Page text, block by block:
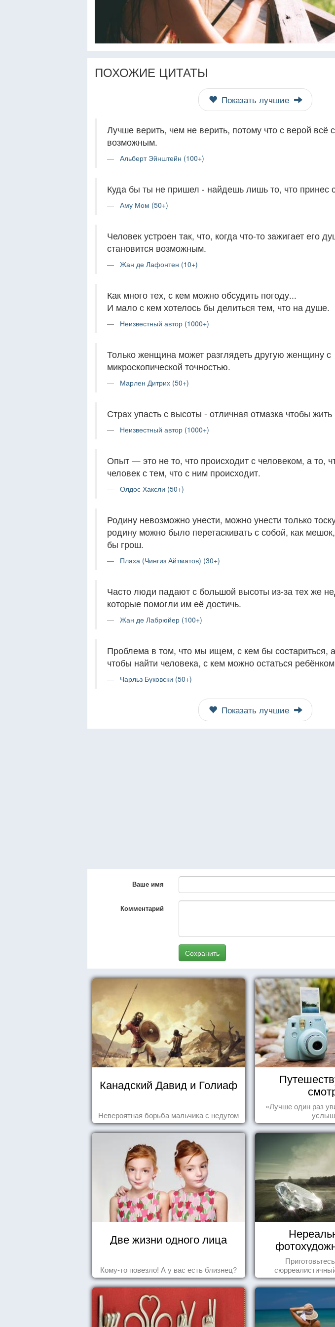
ПОХОЖИЕ ЦИТАТЫ
Показать лучшие
Лучше верить, чем не верить, потому что с верой всё
возможным.
Альберт Эйнштейн (100+)
Куда бы ты не пришел - найдешь лишь то, что принес
Аму Мом (50+)
Человек устроен так, что, когда что-то зажигает его
становится возможным.
Жан де Лафонтен (10+)
Как много тех, с кем можно обсудить погоду...
И мало с кем хотелось бы делиться тем, что на душе.
Неизвестный автор (1000+)
Только женщина может разглядеть другую женщину с
микроскопической точностью.
Марлен Дитрих (50+)
Страх упасть с высоты - отличная отмазка чтобы
Неизвестный автор (1000+)
Опыт — это не то, что происходит с человеком, а то,
человек с тем, что с ним происходит.
Олдос Хаксли (50+)
Родину невозможно унести, можно унести только
родину можно было перетаскивать с собой, как
бы грош.
Плаха (Чингиз Айтматов) (30+)
Часто люди падают с большой высоты из-за тех же
которые помогли им её достичь.
Жан де Лабрюйер (100+)
Проблема в том, что мы ищем, с кем бы состариться,
чтобы найти человека, с кем можно остаться
Чарльз Буковски (50+)
Показать лучшие
Ваше имя
Комментарий
Сохранить
Канадский Давид и Голиаф
Невероятная борьба мальчика с недугом
«Лучше один раз
Две жизни одного лица
Кому-то повезло! А у вас есть близнец?